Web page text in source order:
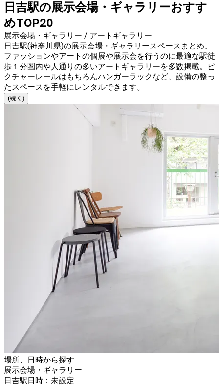
日吉駅の展示会場・ギャラリーおすす
めTOP20
展示会場・ギャラリー / アートギャラリー
日吉駅(神奈川県)の展示会場・ギャラリースペースまとめ。
ファッションやアートの個展や展示会を行うのに最適な駅徒
歩１分圏内や人通りの多いアートギャラリーを多数掲載。ピ
クチャーレールはもちろんハンガーラックなど、設備の整っ
たスペースを手軽にレンタルできます。
(続く)
場所、日時から探す
展示会場・ギャラリー
日吉駅日時：未設定